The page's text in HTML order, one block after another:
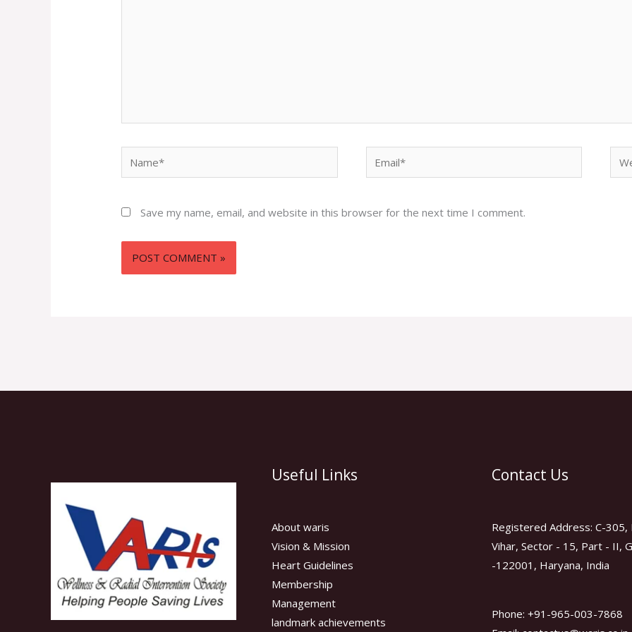
Save my name, email, and website in this browser for the next time I comment.
Useful Links
About waris
Vision & Mission
Heart Guidelines
Membership
Management
landmark achievements
Contact Us
Registered Address: C-305,
Vihar, Sector - 15, Part - II,
-122001, Haryana, India
Phone: +91-965-003-7868